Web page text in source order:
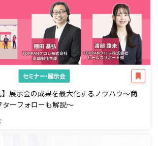
セミナー・展示会
】展示会の成果を最大化するノウハウ～商
ーフォローも解説～